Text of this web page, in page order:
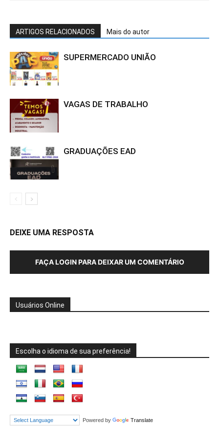
ARTIGOS RELACIONADOS Mais do autor
SUPERMERCADO UNIÃO
VAGAS DE TRABALHO
GRADUAÇÕES EAD
DEIXE UMA RESPOSTA
FAÇA LOGIN PARA DEIXAR UM COMENTÁRIO
Usuários Online
Escolha o idioma de sua preferência!
Powered by Translate